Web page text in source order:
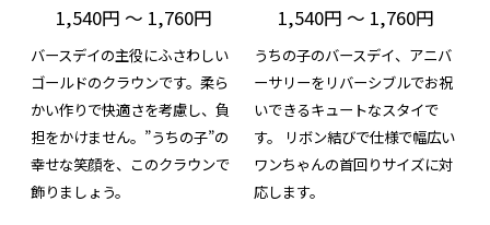
1,540円 ～ 1,760円
バースデイの主役にふさわしい
ゴールドのクラウンです。柔ら
かい作りで快適さを考慮し、負
担をかけません。”うちの子”の
幸せな笑顔を、このクラウンで
飾りましょう。
1,540円 ～ 1,760円
うちの子のバースデイ、アニバ
ーサリーをリバーシブルでお祝
いできるキュートなスタイで
す。 リボン結びで仕様で幅広い
ワンちゃんの首回りサイズに対
応します。